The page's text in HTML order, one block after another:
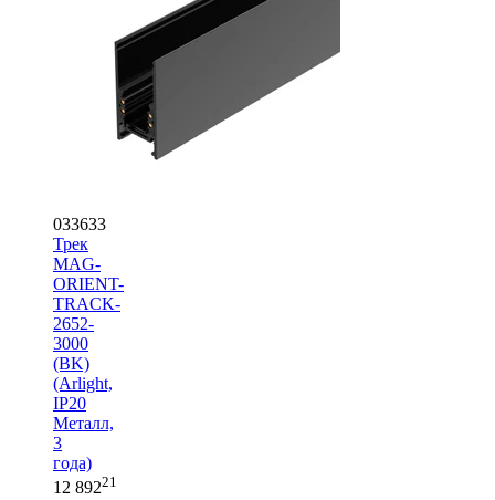
033633
Трек
MAG-
ORIENT-
TRACK-
2652-
3000
(BK)
(Arlight,
IP20
Металл,
3
года)
12 89221